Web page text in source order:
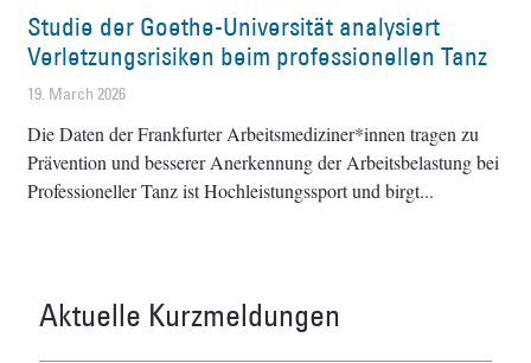
Studie der Goethe-Universität analysiert
Verletzungsrisiken beim professionellen Tanz
19. March 2026
Die Daten der Frankfurter Arbeitsmediziner*innen tragen zu
Prävention und besserer Anerkennung der Arbeitsbelastung bei
Professioneller Tanz ist Hochleistungssport und birgt
Aktuelle Kurzmeldungen